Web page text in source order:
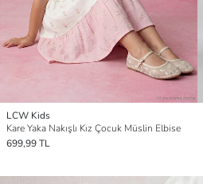
LCW Kids
Kare Yaka Nakışlı Kız Çocuk Müslin Elbise
699,99 TL